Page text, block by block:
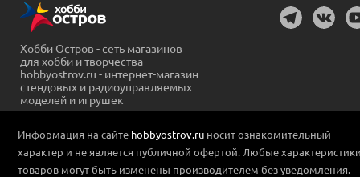
Хобби Остров - сеть магазинов
для хобби и творчества
hobbyostrov.ru - интернет-магазин
стендовых и радиоуправляемых
моделей и игрушек
Информация на сайте hobbyostrov.ru носит ознакомительный
характер и не является публичной офертой. Любые
товаров могут быть изменены производителем без уведомления.